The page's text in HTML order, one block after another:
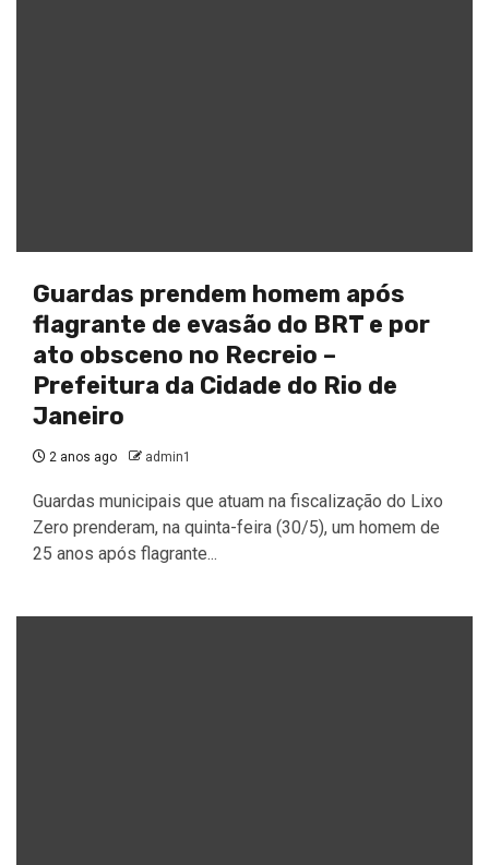
Guardas prendem homem após
flagrante de evasão do BRT e por
ato obsceno no Recreio –
Prefeitura da Cidade do Rio de
Janeiro
2 anos ago admin1
Guardas municipais que atuam na fiscalização do Lixo
Zero prenderam, na quinta-feira (30/5), um homem de
25 anos após flagrante...